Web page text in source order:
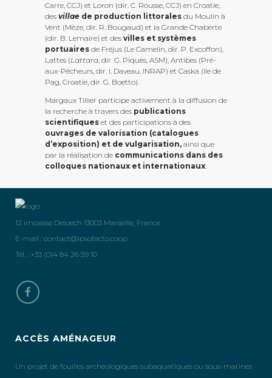
Carre, CCJ) et Loron (dir. C. Rousse, CCJ) en Croatie,
des villae de production littorales du Moulin à
Vent (Mèze, dir. R. Bougaud) et la Grande Chaberte
(dir. B. Lemaire) et des villes et systèmes
portuaires de Fréjus (Le Camelin, dir. P. Excoffon),
Lattes (Lattara, dir. G. Piquès, ASM), Antibes (Pré-
aux-Pêcheurs, dir. I. Daveau, INRAP) et Caska (île de
Pag, Croatie, dir. G. Boetto).
Margaux Tillier participe activement à la diffusion de
la recherche à travers des publications
scientifiques et des participations à des
ouvrages de valorisation (catalogues
d’exposition) et de vulgarisation, ainsi que
par la réalisation de communications dans des
colloques nationaux et internationaux.
12 impasse Delpech 13003 Marseille, France
E-mail : contact@ipsofacto.coop
Tél. : +33 (0)4 84 26 59 10
ACCÈS AMÉNAGEUR
Un projet de fouilles archéologiques subaquatiques ou sous-marines